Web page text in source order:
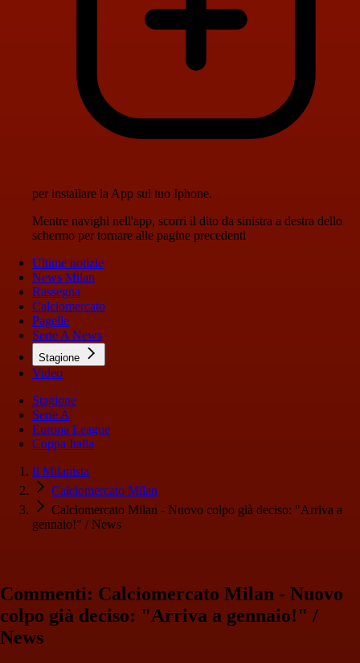
per installare la App sul tuo Iphone.
Mentre navighi nell'app, scorri il dito da sinistra a destra dello
schermo per tornare alle pagine precedenti
Ultime notizie
News Milan
Rassegna
Calciomercato
Pagelle
Serie A News
Stagione
Video
Stagione
Serie A
Europa League
Coppa Italia
Il Milanista
Calciomercato Milan
Calciomercato Milan - Nuovo colpo già deciso: "Arriva a
gennaio!" / News
Commenti: Calciomercato Milan - Nuovo
colpo già deciso: "Arriva a gennaio!" /
News